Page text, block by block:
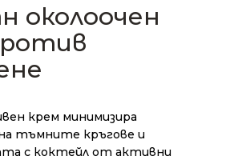
околоочен
крем минимизира
тъмните кръгове и
с коктейл от активни